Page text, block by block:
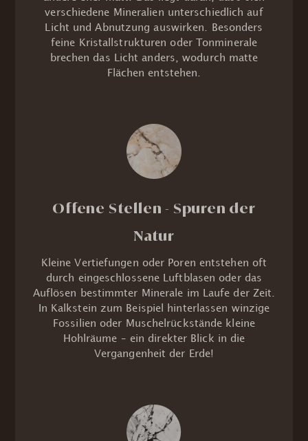
verschiedene Mineralien unterschiedlich auf
Licht und Abnutzung auswirken. Besonders
feine Kristallstrukturen oder Tonminerale
brechen das Licht anders, wodurch matte
Flächen entstehen.
Offene Stellen - Spuren der
Natur
Kleine Vertiefungen oder Poren entstehen oft
durch eingeschlossene Luftblasen oder das
Auflösen bestimmter Minerale im Laufe der Zeit.
In Kalkstein zum Beispiel hinterlassen winzige
Fossilien oder Muschelrückstände kleine
Hohlräume – ein direkter Blick in die
Vergangenheit der Erde!